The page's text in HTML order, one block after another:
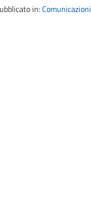
in: Comunicazioni